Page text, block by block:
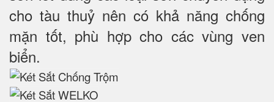
cho tàu thuỷ nên có khả năng chống
mặn tốt, phù hợp cho các vùng ven
biển.